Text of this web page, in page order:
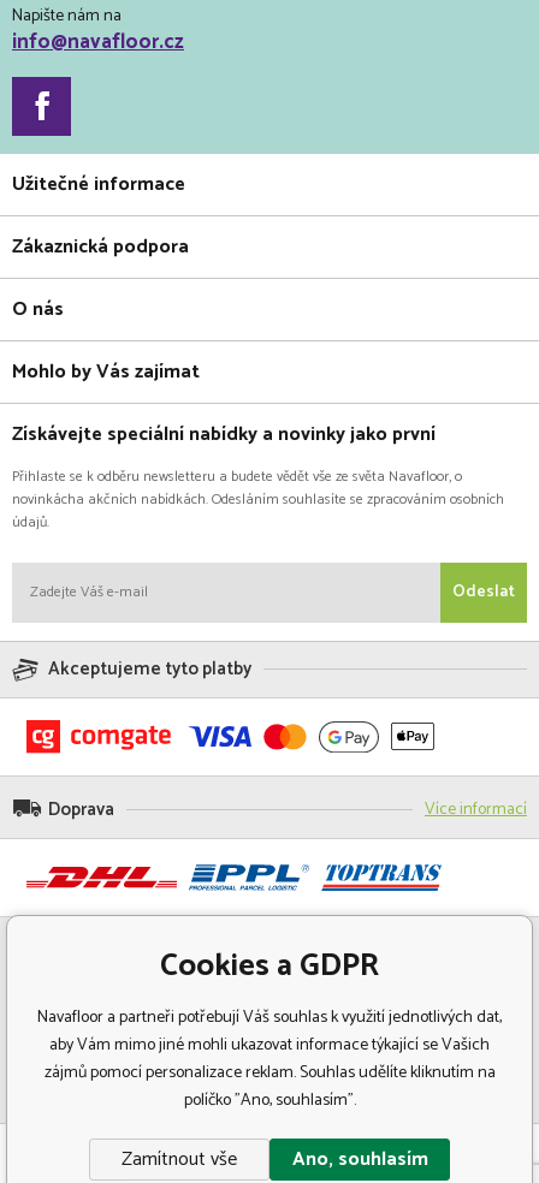
Napište nám na
info@navafloor.cz
Užitečné informace
Zákaznická podpora
O nás
Mohlo by Vás zajímat
Získávejte speciální nabídky a novinky jako první
Přihlaste se k odběru newsletteru a budete vědět vše ze světa Navafloor, o
novinkácha akčních nabídkách. Odesláním souhlasíte se zpracováním osobních
údajů.
Odeslat
Akceptujeme tyto platby
Doprava Více informací
© Copyright 2018 Navafloor - Specializovaný prodej podlahových krytin.
Cookies a GDPR
Navafloor a partneři potřebují Váš souhlas k využití jednotlivých dat,
aby Vám mimo jiné mohli ukazovat informace týkající se Vašich
zájmů pomocí personalizace reklam. Souhlas udělíte kliknutím na
políčko "Ano, souhlasím".
Zamítnout vše Ano, souhlasím